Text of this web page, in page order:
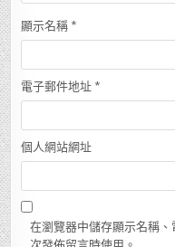
顯示名稱 *
電子郵件地址 *
個人網站網址
在瀏覽器中儲存顯示名稱